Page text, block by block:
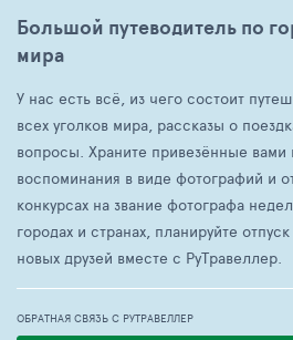
Большой путеводитель по
мира
У нас есть всё, из чего состоит
всех уголков мира, рассказы о
вопросы. Храните привезённые вами
воспоминания в виде фотографий и
конкурсах на звание фотографа
городах и странах, планируйте
новых друзей вместе с РуТравеллер.
ОБРАТНАЯ СВЯЗЬ С РУТРАВЕЛЛЕР